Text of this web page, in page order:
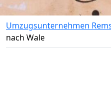
Umzugsunternehmen
nach Wale